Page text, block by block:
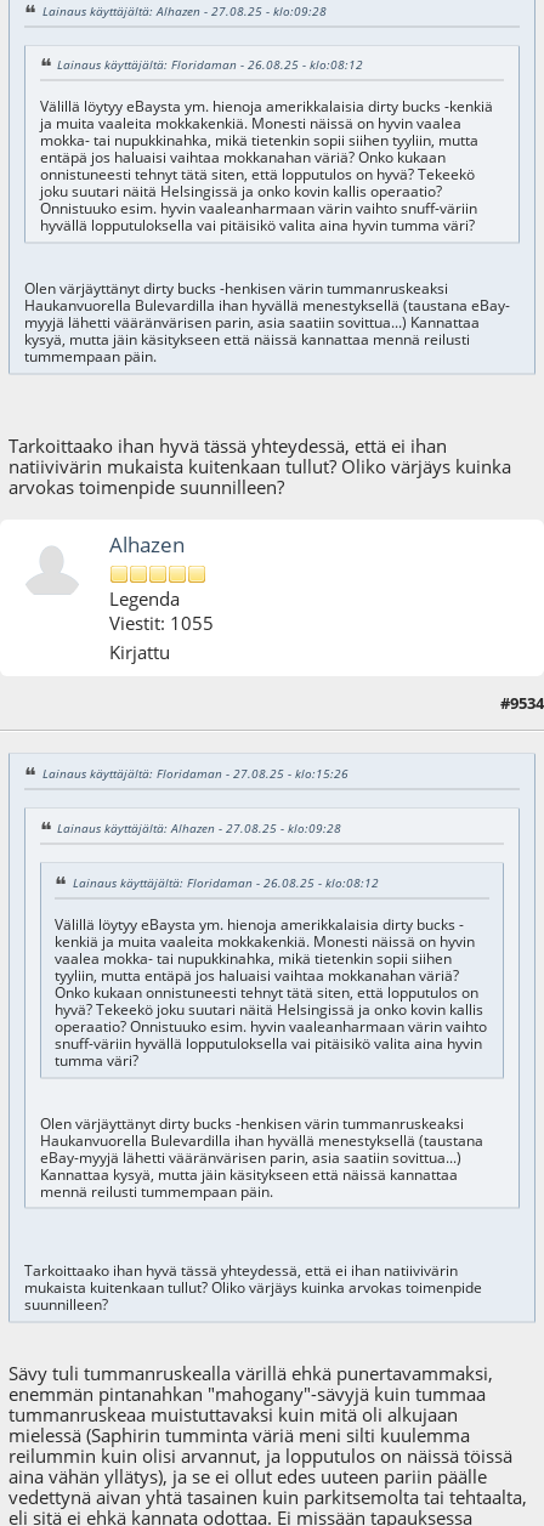
Lainaus käyttäjältä: Alhazen - 27.08.25 - klo:09:28
Lainaus käyttäjältä: Floridaman - 26.08.25 - klo:08:12
Välillä löytyy eBaysta ym. hienoja amerikkalaisia dirty bucks -kenkiä
ja muita vaaleita mokkakenkiä. Monesti näissä on hyvin vaalea
mokka- tai nupukkinahka, mikä tietenkin sopii siihen tyyliin, mutta
entäpä jos haluaisi vaihtaa mokkanahan väriä? Onko kukaan
onnistuneesti tehnyt tätä siten, että lopputulos on hyvä? Tekeekö
joku suutari näitä Helsingissä ja onko kovin kallis operaatio?
Onnistuuko esim. hyvin vaaleanharmaan värin vaihto snuff-väriin
hyvällä lopputuloksella vai pitäisikö valita aina hyvin tumma väri?
Olen värjäyttänyt dirty bucks -henkisen värin tummanruskeaksi
Haukanvuorella Bulevardilla ihan hyvällä menestyksellä (taustana eBay-
myyjä lähetti vääränvärisen parin, asia saatiin sovittua...) Kannattaa
kysyä, mutta jäin käsitykseen että näissä kannattaa mennä reilusti
tummempaan päin.
Tarkoittaako ihan hyvä tässä yhteydessä, että ei ihan
natiivivärin mukaista kuitenkaan tullut? Oliko värjäys kuinka
arvokas toimenpide suunnilleen?
Alhazen
Legenda
Viestit: 1055
Kirjattu
#9534
Lainaus käyttäjältä: Floridaman - 27.08.25 - klo:15:26
Lainaus käyttäjältä: Alhazen - 27.08.25 - klo:09:28
Lainaus käyttäjältä: Floridaman - 26.08.25 - klo:08:12
Välillä löytyy eBaysta ym. hienoja amerikkalaisia dirty bucks -
kenkiä ja muita vaaleita mokkakenkiä. Monesti näissä on hyvin
vaalea mokka- tai nupukkinahka, mikä tietenkin sopii siihen
tyyliin, mutta entäpä jos haluaisi vaihtaa mokkanahan väriä?
Onko kukaan onnistuneesti tehnyt tätä siten, että lopputulos on
hyvä? Tekeekö joku suutari näitä Helsingissä ja onko kovin kallis
operaatio? Onnistuuko esim. hyvin vaaleanharmaan värin vaihto
snuff-väriin hyvällä lopputuloksella vai pitäisikö valita aina hyvin
tumma väri?
Olen värjäyttänyt dirty bucks -henkisen värin tummanruskeaksi
Haukanvuorella Bulevardilla ihan hyvällä menestyksellä (taustana
eBay-myyjä lähetti vääränvärisen parin, asia saatiin sovittua...)
Kannattaa kysyä, mutta jäin käsitykseen että näissä kannattaa
mennä reilusti tummempaan päin.
Tarkoittaako ihan hyvä tässä yhteydessä, että ei ihan natiivivärin
mukaista kuitenkaan tullut? Oliko värjäys kuinka arvokas toimenpide
suunnilleen?
Sävy tuli tummanruskealla värillä ehkä punertavammaksi,
enemmän pintanahkan "mahogany"-sävyjä kuin tummaa
tummanruskeaa muistuttavaksi kuin mitä oli alkujaan
mielessä (Saphirin tumminta väriä meni silti kuulemma
reilummin kuin olisi arvannut, ja lopputulos on näissä töissä
aina vähän yllätys), ja se ei ollut edes uuteen pariin päälle
vedettynä aivan yhtä tasainen kuin parkitsemolta tai tehtaalta,
eli sitä ei ehkä kannata odottaa. Ei missään tapauksessa